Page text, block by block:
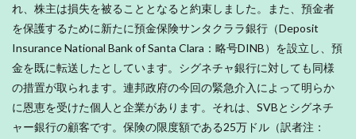
れ、株主は損失を被ることとなると約束しました。また、預金者
を保護するために新たに預金保険サンタクララ銀行（Deposit
Insurance National Bank of Santa Clara：略号DINB）を設立し、預
金を既に転送したとしています。シグネチャ銀行に対しても同様
の措置が取られます。連邦政府の今回の緊急介入によって明らか
に恩恵を受けた個人と企業があります。それは、SVBとシグネチ
ャー銀行の顧客です。保険の限度額である25万ドル（訳者注：